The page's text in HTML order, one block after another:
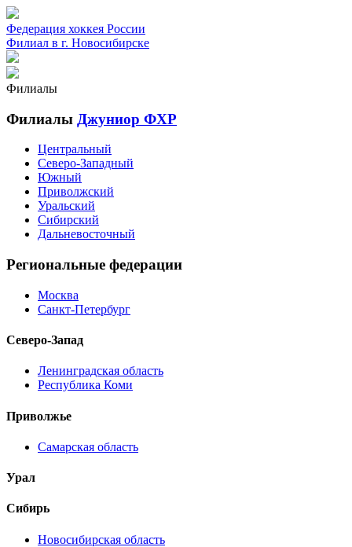
Федерация хоккея России
Филиал в г. Новосибирске
Филиалы
Филиалы Джуниор ФХР
Центральный
Северо-Западный
Южный
Приволжский
Уральский
Сибирский
Дальневосточный
Региональные федерации
Москва
Санкт-Петербург
Северо-Запад
Ленинградская область
Республика Коми
Приволжье
Самарская область
Урал
Сибирь
Новосибирская область